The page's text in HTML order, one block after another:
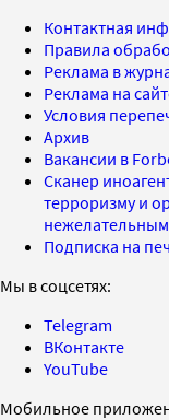
Контактная
Правила
Реклама в
Реклама на
Условия
Архив
Вакансии в
Сканер
терроризму и
Подписка на
Мы в соцсетях:
Telegram
ВКонтакте
YouTube
Мобильное